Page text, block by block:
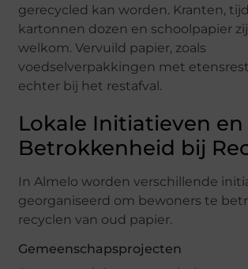
gerecycled kan worden. Kranten,
kartonnen dozen en schoolpapier
welkom. Vervuild papier, zoals
voedselverpakkingen met
echter bij het restafval.
Lokale Initiatieven en
Betrokkenheid bij
In Almelo worden verschillende
georganiseerd om bewoners te
recyclen van oud papier.
Gemeenschapsprojecten